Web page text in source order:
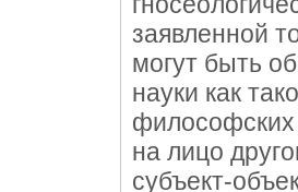
заявленной
могут быть
науки как
на лицо
субъект-